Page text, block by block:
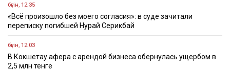
бүгін, 12:35
«Всё произошло без моего согласия»: в суде зачитали
переписку погибшей Нурай Серикбай
бүгін, 12:03
В Кокшетау афера с арендой бизнеса обернулась ущербом в
2,5 млн тенге